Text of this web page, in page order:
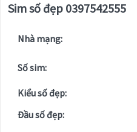
Sim số đẹp 0397542555
Nhà mạng:
Số sim:
Kiểu số đẹp:
Đầu số đẹp: